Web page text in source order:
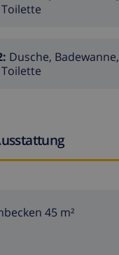
Dusche, Badewanne,
45 m²